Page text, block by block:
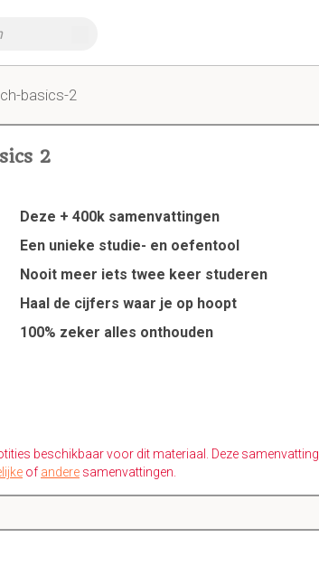
basics-2
2
Deze + 400k samenvattingen
Een unieke studie- en oefentool
Nooit meer iets twee keer studeren
Haal de cijfers waar je op hoopt
100% zeker alles onthouden
beschikbaar voor dit materiaal. Deze samenvatting
of andere samenvattingen.